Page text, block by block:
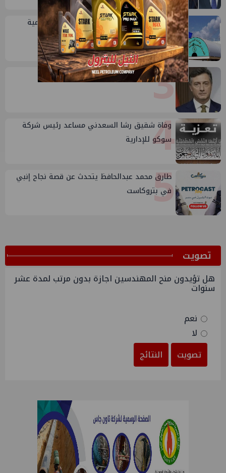
2
خلال أيام: انطلاق ماراثون الجمعيات العمومية
لشركات قطاع البترول
3
إيني تعين مديراً جديد لها في مصر
4
وفاة شقيق رشا السعدني مساعد رئيس شركة
سوكو للإدارية
5
طارق محمد عبدالحافظ يتحدث عن قصة نجاح إنبي
في بتروكاست
ﺗﺼﻮﻳﺖ
هل تؤيدون منح المهندسين اجازة بدون مرتب لمدة عشر
سنوات
نعم
لا
تصويت
النتائج